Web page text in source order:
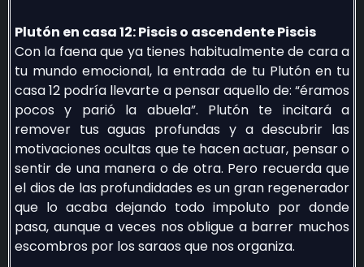
Plutón en casa 12: Piscis o ascendente Piscis
Con la faena que ya tienes habitualmente de cara a
tu mundo emocional, la entrada de tu Plutón en tu
casa 12 podría llevarte a pensar aquello de: “éramos
pocos y parió la abuela”. Plutón te incitará a
remover tus aguas profundas y a descubrir las
motivaciones ocultas que te hacen actuar, pensar o
sentir de una manera o de otra. Pero recuerda que
el dios de las profundidades es un gran regenerador
que lo acaba dejando todo impoluto por donde
pasa, aunque a veces nos obligue a barrer muchos
escombros por los saraos que nos organiza.